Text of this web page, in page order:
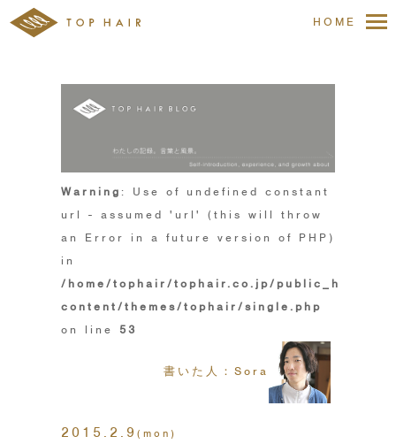
HOME
Warning : Use of undefined constant
url - assumed 'url' (this will throw
an Error in a future version of PHP)
in
/home/tophair/tophair.co.jp/public_html/
content/themes/tophair/single.php
on line 53
書いた人：Sora
2015.2.9 (mon)